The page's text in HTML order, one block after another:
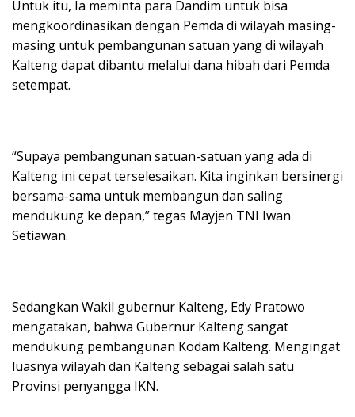
Untuk itu, Ia meminta para Dandim untuk bisa
mengkoordinasikan dengan Pemda di wilayah masing-
masing untuk pembangunan satuan yang di wilayah
Kalteng dapat dibantu melalui dana hibah dari Pemda
setempat.
“Supaya pembangunan satuan-satuan yang ada di
Kalteng ini cepat terselesaikan. Kita inginkan bersinergi
bersama-sama untuk membangun dan saling
mendukung ke depan,” tegas Mayjen TNI Iwan
Setiawan.
Sedangkan Wakil gubernur Kalteng, Edy Pratowo
mengatakan, bahwa Gubernur Kalteng sangat
mendukung pembangunan Kodam Kalteng. Mengingat
luasnya wilayah dan Kalteng sebagai salah satu
Provinsi penyangga IKN.